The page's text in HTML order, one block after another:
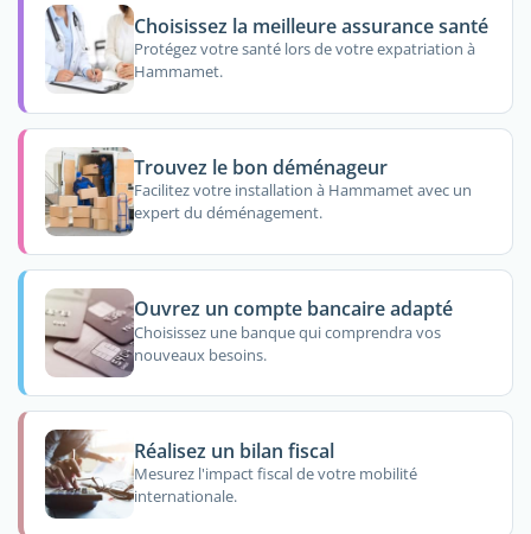
Choisissez la meilleure assurance santé
Protégez votre santé lors de votre expatriation à
Hammamet.
Trouvez le bon déménageur
Facilitez votre installation à Hammamet avec un
expert du déménagement.
Ouvrez un compte bancaire adapté
Choisissez une banque qui comprendra vos
nouveaux besoins.
Réalisez un bilan fiscal
Mesurez l'impact fiscal de votre mobilité
internationale.